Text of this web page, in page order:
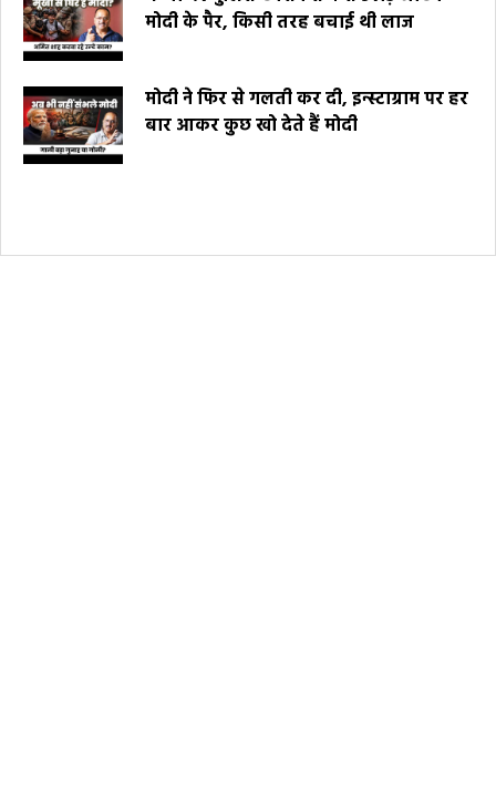
मोदी के पैर, किसी तरह बचाई थी लाज
मोदी ने फिर से गलती कर दी, इन्स्टाग्राम पर हर
बार आकर कुछ खो देते हैं मोदी